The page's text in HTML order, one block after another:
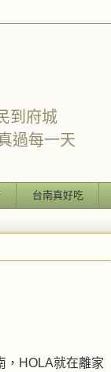
到府城
過每一天
台南真好吃
，HOLA就在離家